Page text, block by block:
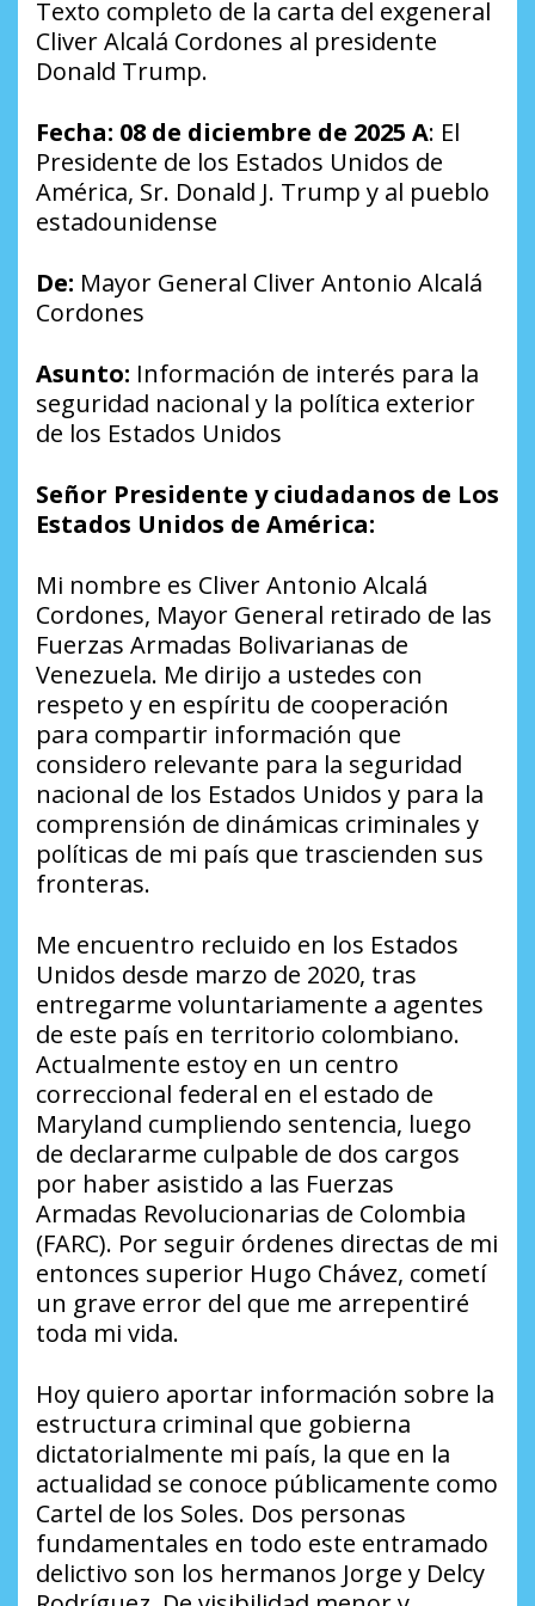
Texto completo de la carta del exgeneral
Cliver Alcalá Cordones al presidente
Donald Trump.
Fecha: 08 de diciembre de 2025 A: El
Presidente de los Estados Unidos de
América, Sr. Donald J. Trump y al pueblo
estadounidense
De: Mayor General Cliver Antonio Alcalá
Cordones
Asunto: Información de interés para la
seguridad nacional y la política exterior
de los Estados Unidos
Señor Presidente y ciudadanos de Los
Estados Unidos de América:
Mi nombre es Cliver Antonio Alcalá
Cordones, Mayor General retirado de las
Fuerzas Armadas Bolivarianas de
Venezuela. Me dirijo a ustedes con
respeto y en espíritu de cooperación
para compartir información que
considero relevante para la seguridad
nacional de los Estados Unidos y para la
comprensión de dinámicas criminales y
políticas de mi país que trascienden sus
fronteras.
Me encuentro recluido en los Estados
Unidos desde marzo de 2020, tras
entregarme voluntariamente a agentes
de este país en territorio colombiano.
Actualmente estoy en un centro
correccional federal en el estado de
Maryland cumpliendo sentencia, luego
de declararme culpable de dos cargos
por haber asistido a las Fuerzas
Armadas Revolucionarias de Colombia
(FARC). Por seguir órdenes directas de mi
entonces superior Hugo Chávez, cometí
un grave error del que me arrepentiré
toda mi vida.
Hoy quiero aportar información sobre la
estructura criminal que gobierna
dictatorialmente mi país, la que en la
actualidad se conoce públicamente como
Cartel de los Soles. Dos personas
fundamentales en todo este entramado
delictivo son los hermanos Jorge y Delcy